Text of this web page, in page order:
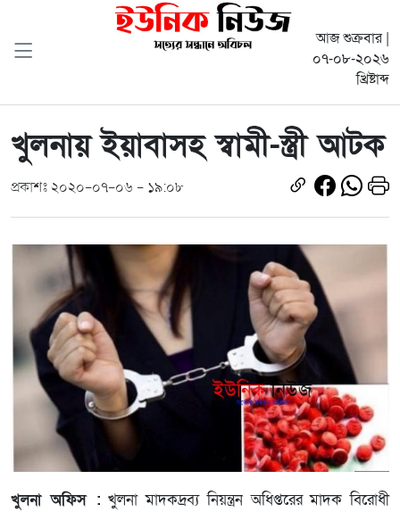
আজ শুক্রবার |
০৭-০৮-২০২৬
খ্রিষ্টাব্দ
খুলনায় ইয়াবাসহ স্বামী-স্ত্রী আটক
প্রকাশঃ ২০২০-০৭-০৬ - ১৯:০৮
খুলনা অফিস : খুলনা মাদকদ্রব্য নিয়ন্ত্রন অধিপ্তরের মাদক বিরোধী